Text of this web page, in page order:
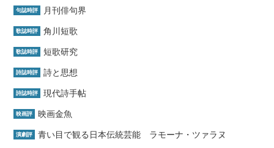
句誌時評 月刊俳句界
歌誌時評 角川短歌
歌誌時評 短歌研究
詩誌時評 詩と思想
詩誌時評 現代詩手帖
映画評 映画金魚
演劇評 青い目で観る日本伝統芸能 ラモーナ・ツァラヌ